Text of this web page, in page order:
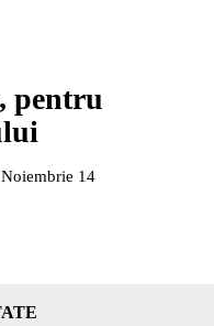
pentru
14